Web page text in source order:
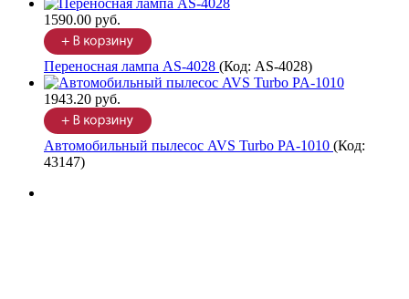
1590.00 руб.
Переносная лампа AS-4028 (Код: AS-4028)
1943.20 руб.
Автомобильный пылесос AVS Turbo PA-1010 (Код:
43147)